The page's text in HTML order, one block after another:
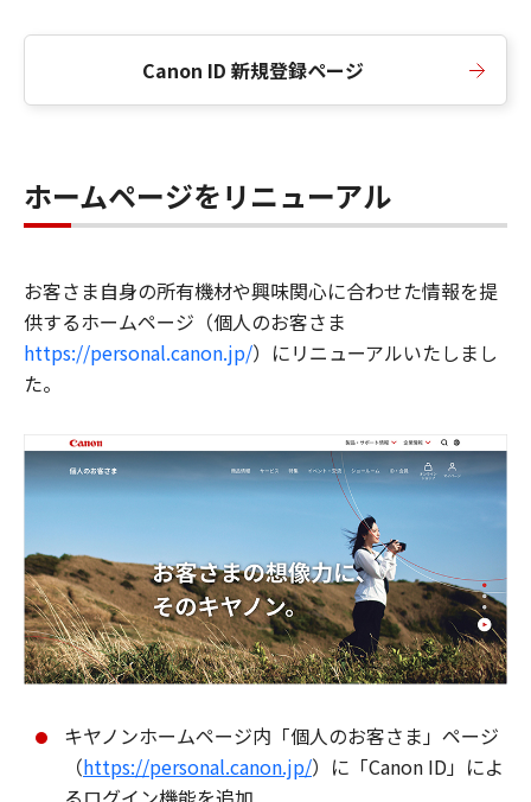
Canon ID 新規登録ページ
ホームページをリニューアル
お客さま自身の所有機材や興味関心に合わせた情報を提
供するホームページ（個人のお客さま
https://personal.canon.jp/）にリニューアルいたしまし
た。
キヤノンホームページ内「個人のお客さま」ページ
（https://personal.canon.jp/）に「Canon ID」によ